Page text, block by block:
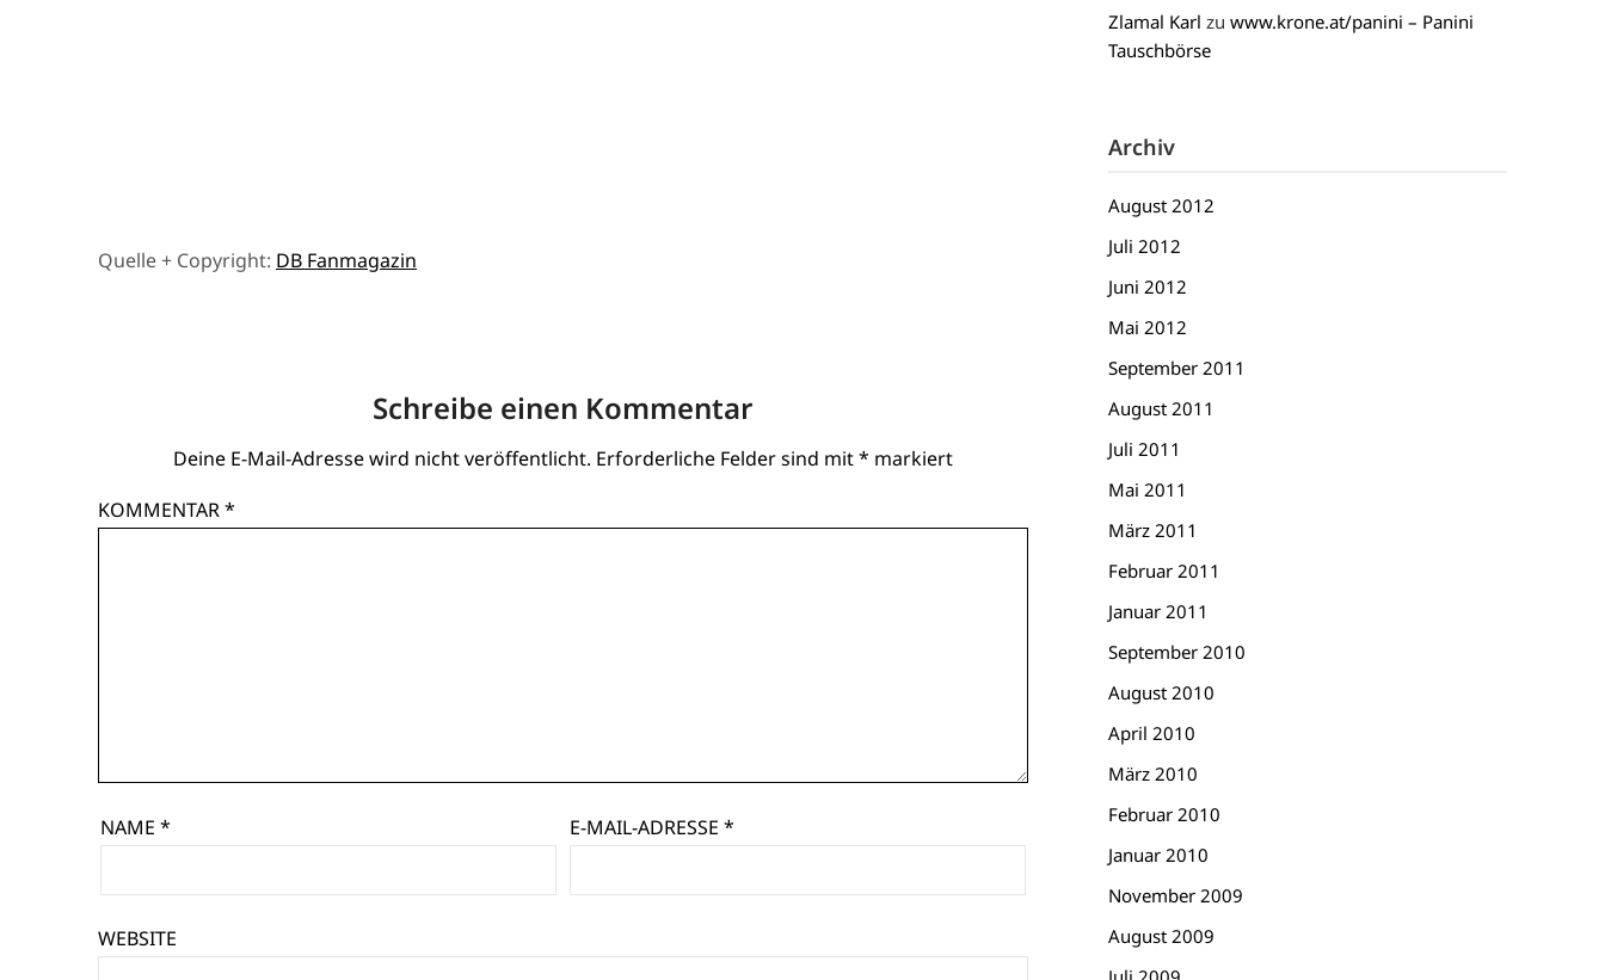
Quelle + Copyright: DB Fanmagazin
Schreibe einen Kommentar
Deine E-Mail-Adresse wird nicht veröffentlicht. Erforderliche Felder sind mit* markiert
KOMMENTAR*
NAME * E-MAIL-ADRESSE*
WEBSITE
Zlamal Karl zu www.krone.at/panini – Panini
Tauschbörse
Archiv
August 2012
Juli 2012
Juni 2012
Mai 2012
September 2011
August 2011
Juli 2011
Mai 2011
März 2011
Februar 2011
Januar 2011
September 2010
August 2010
April 2010
März 2010
Februar 2010
Januar 2010
November 2009
August 2009